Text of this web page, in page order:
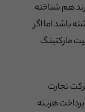
هم شناخته
باشد اما اگر
مارکتینگ
تجارت
پرداخت هزینه